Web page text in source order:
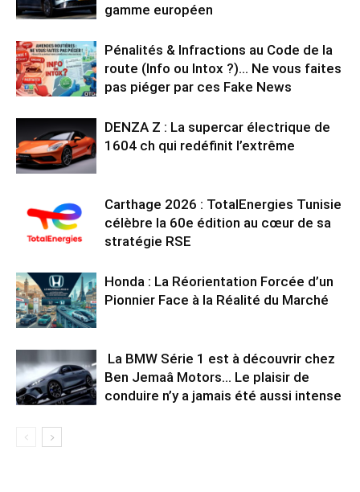
gamme européen
Pénalités & Infractions au Code de la
route (Info ou Intox ?)… Ne vous faites
pas piéger par ces Fake News
DENZA Z : La supercar électrique de
1604 ch qui redéfinit l’extrême
Carthage 2026 : TotalEnergies Tunisie
célèbre la 60e édition au cœur de sa
stratégie RSE
Honda : La Réorientation Forcée d’un
Pionnier Face à la Réalité du Marché
La BMW Série 1 est à découvrir chez
Ben Jemaâ Motors… Le plaisir de
conduire n’y a jamais été aussi intense